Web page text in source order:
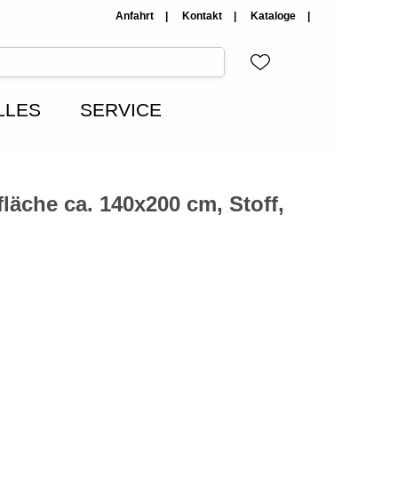
Anfahrt Kontakt Kataloge
SERVICE
ca. 140x200 cm, Stoff,